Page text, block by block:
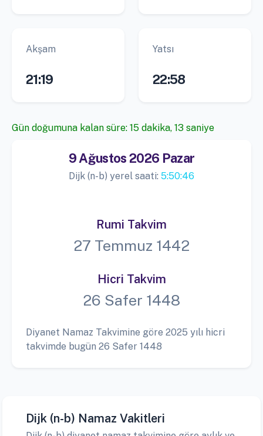
Akşam
21:19
Yatsı
22:58
Gün doğumuna kalan süre: 15 dakika, 12 saniye
9 Ağustos 2026 Pazar
Dijk (n-b) yerel saati: 5:50:47
Rumi Takvim
27 Temmuz 1442
Hicri Takvim
26 Safer 1448
Diyanet Namaz Takvimine göre 2025 yılı hicri
takvimde bugün 26 Safer 1448
Dijk (n-b) Namaz Vakitleri